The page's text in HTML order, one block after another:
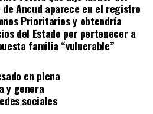
Francisco Cárcamo había
el pasado 20 de marzo en el
el acuerdo de todos los
Ministerio del ramo e invitar a
para informar de la
Ancud aparece en el registro
Prioritarios y obtendría
del Estado por pertenecer a
familia “vulnerable”
en plena
y genera
sociales